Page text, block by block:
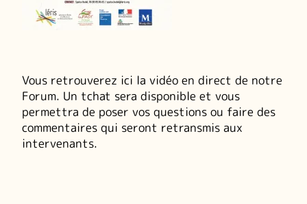
Vous retrouverez ici la vidéo en direct de notre
Forum. Un tchat sera disponible et vous
permettra de poser vos questions ou faire des
commentaires qui seront retransmis aux
intervenants.